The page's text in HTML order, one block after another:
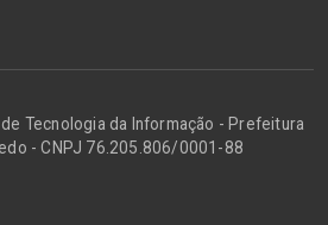
Tecnologia da Informação - Prefeitura
- CNPJ 76.205.806/0001-88